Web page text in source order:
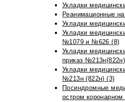
Укладки
Реанимационные
Укладки
Укладки
№1079 и №626 (8)
Укладки
приказ
Укладки
№213н (822н) (3)
Посиндромные
остром